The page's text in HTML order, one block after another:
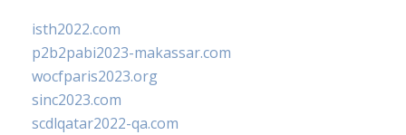
isth2022.com
p2b2pabi2023-makassar.com
wocfparis2023.org
sinc2023.com
scdlqatar2022-qa.com